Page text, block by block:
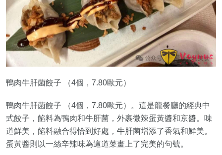
鴨肉牛肝菌餃子 （4個，7.80歐元）
鴨肉牛肝菌餃子 （4個，7.80歐元）。這是龍餐廳的經典中
式餃子，餡料為鴨肉和牛肝菌，外裹微辣蛋黃醬和京醬。味
道鮮美，餡料融合得恰到好處，牛肝菌增添了香氣和鮮美。
蛋黃醬則以一絲辛辣味為這道菜畫上了完美的句號。